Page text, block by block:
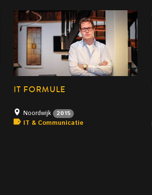
IT FORMULE
Noordwijk 2015
IT & Communicatie